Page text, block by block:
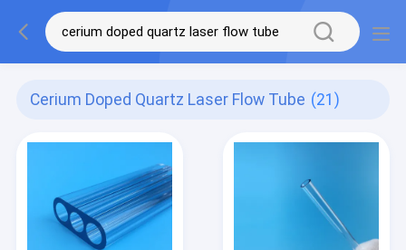
Cerium Doped Quartz Laser Flow Tube (21)